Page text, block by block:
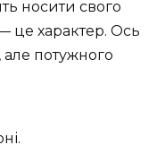
носити свого
це характер. Ось
але потужного